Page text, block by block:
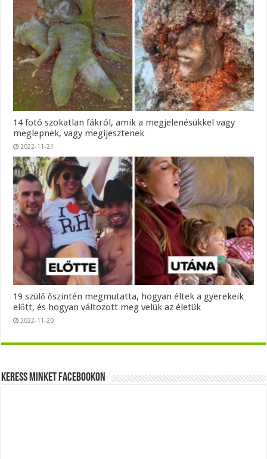
14 fotó szokatlan fákról, amik a megjelenésükkel vagy
meglepnek, vagy megijesztenek
2022-11-21
19 szülő őszintén megmutatta, hogyan éltek a gyerekeik
előtt, és hogyan változott meg velük az életük
2022-11-20
Keress minket Facebookon